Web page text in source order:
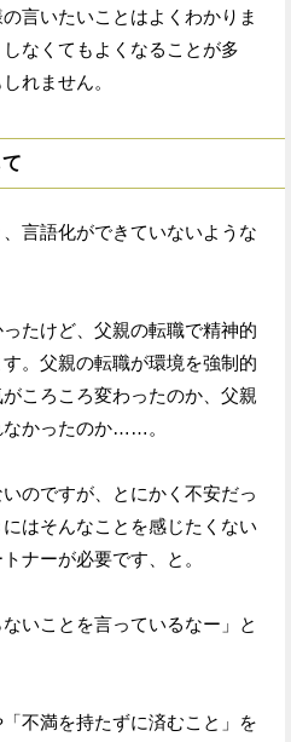
言いたいことはよくわかりま
なくてもよくなることが多
れません。
言語化ができていないような
たけど、父親の転職で精神的
。父親の転職が環境を強制的
ころころ変わったのか、父親
なかったのか……。
のですが、とにかく不安だっ
はそんなことを感じたくない
ナーが必要です、と。
いことを言っているなー」と
不満を持たずに済むこと」を